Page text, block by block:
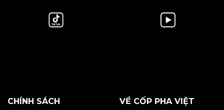
CHÍNH SÁCH
VỀ CỐP PHA VIỆT